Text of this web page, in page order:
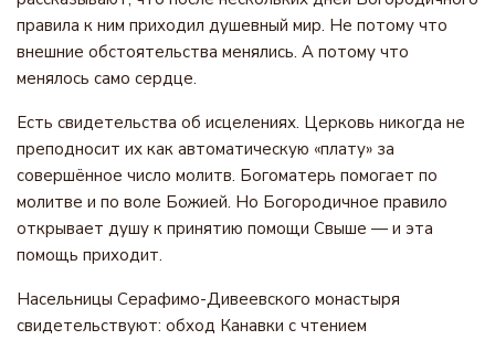
правила к ним приходил душевный мир. Не потому что
внешние обстоятельства менялись. А потому что
менялось само сердце.
Есть свидетельства об исцелениях. Церковь никогда не
преподносит их как автоматическую «плату» за
совершённое число молитв. Богоматерь помогает по
молитве и по воле Божией. Но Богородичное правило
открывает душу к принятию помощи Свыше — и эта
помощь приходит.
Насельницы Серафимо-Дивеевского монастыря
свидетельствуют: обход Канавки с чтением